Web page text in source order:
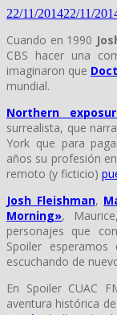
22/11/201422/11/
Cuando en 1990
CBS hacer una
imaginaron que
mundial.
Northern
surrealista, que
York que para
años su profesión
remoto (y ficticio)
Josh Fleishman,
Morning»,
personajes que
Spoiler
escuchando de
En Spoiler CUAC
aventura histórica de